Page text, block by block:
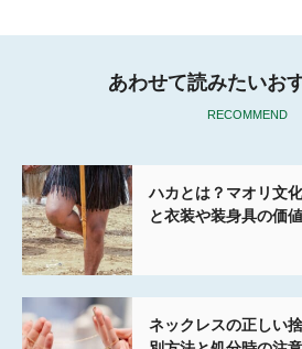
あわせて読みたいお
RECOMMEND
ハカとは？マオリ文
と衣装や装身具の価
ネックレスの正しい